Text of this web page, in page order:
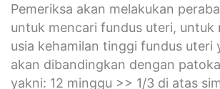
Pemeriksa akan melakukan
untuk mencari fundus uteri, untuk
usia kehamilan tinggi fundus uteri
akan dibandingkan dengan
yakni: 12 minggu >> 1/3 di atas